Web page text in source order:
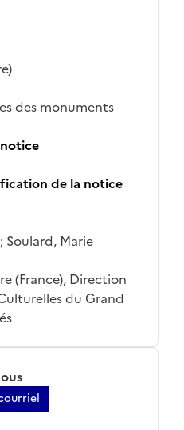
des monuments
de la notice
Soulard, Marie
(France), Direction
du Grand